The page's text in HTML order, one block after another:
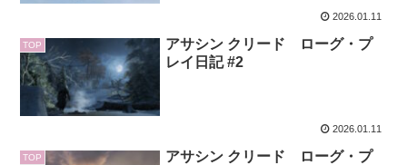
2026.01.11
TOP
アサシン クリード ローグ・プ
レイ日記 #2
2026.01.11
TOP
アサシン クリード ローグ・プ